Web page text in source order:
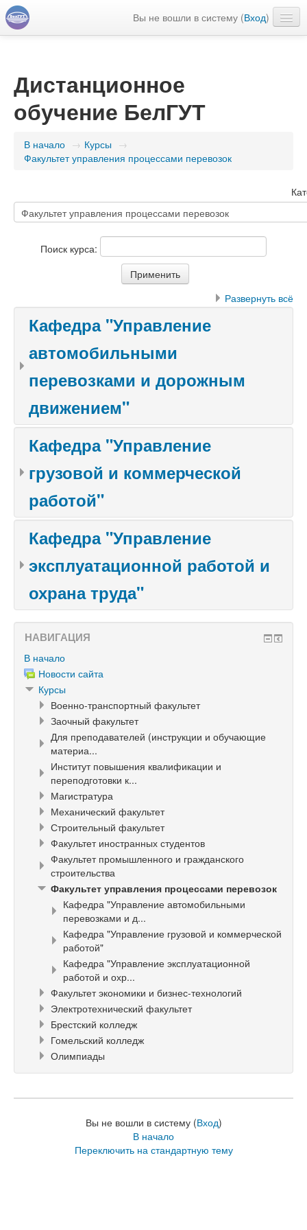
Вы не вошли в систему (Вход)
Дистанционное
обучение БелГУТ
В начало → Курсы →
Факультет управления процессами перевозок
Поиск курса:
Развернуть всё
Кафедра "Управление
автомобильными
перевозками и дорожным
движением"
Кафедра "Управление
грузовой и коммерческой
работой"
Кафедра "Управление
эксплуатационной работой и
охрана труда"
НАВИГАЦИЯ
В начало
Новости сайта
Курсы
Военно-транспортный факультет
Заочный факультет
Для преподавателей (инструкции и обучающие
материа...
Институт повышения квалификации и
переподготовки к...
Магистратура
Механический факультет
Строительный факультет
Факультет иностранных студентов
Факультет промышленного и гражданского
строительства
Факультет управления процессами перевозок
Кафедра "Управление автомобильными
перевозками и д...
Кафедра "Управление грузовой и коммерческой
работой"
Кафедра "Управление эксплуатационной
работой и охр...
Факультет экономики и бизнес-технологий
Электротехнический факультет
Брестский колледж
Гомельский колледж
Олимпиады
Вы не вошли в систему (Вход)
В начало
Переключить на стандартную тему